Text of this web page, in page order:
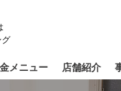
グ
メニュー 店舗紹介